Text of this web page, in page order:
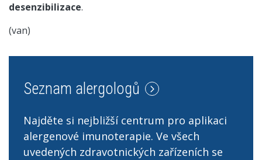
desenzibilizace.
(van)
Seznam alergologů
Najděte si nejbližší centrum pro aplikaci
alergenové imunoterapie. Ve všech
uvedených zdravotnických zařízeních se